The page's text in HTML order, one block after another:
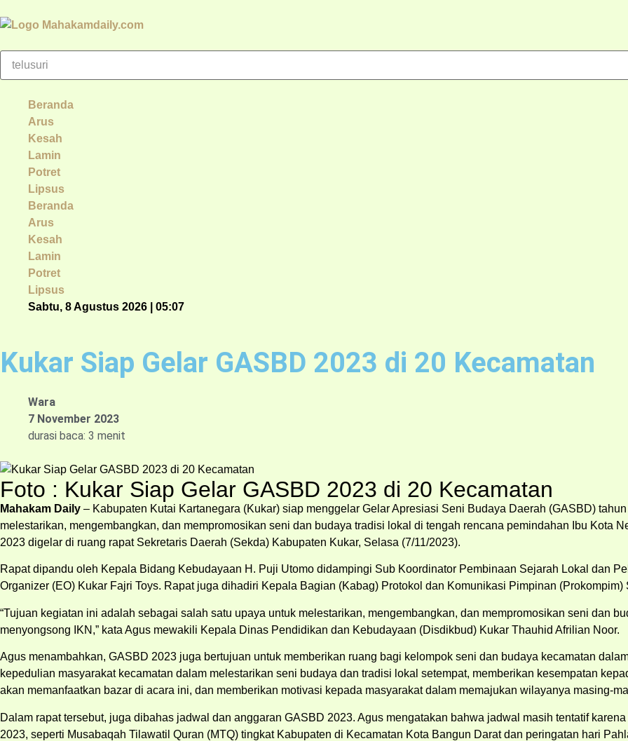
Beranda
Arus
Kesah
Lamin
Potret
Lipsus
Beranda
Arus
Kesah
Lamin
Potret
Lipsus
Sabtu, 8 Agustus 2026 | 05:07
Kukar Siap Gelar GASBD 2023 di 20 Kecamatan
Wara
7 November 2023
durasi baca: 3 menit
Foto : Kukar Siap Gelar GASBD 2023 di 20 Kecamatan
Mahakam Daily – Kabupaten Kutai Kartanegara (Kukar) siap menggelar Gelar Apresiasi Seni Budaya Daerah (GASBD)
melestarikan, mengembangkan, dan mempromosikan seni dan budaya tradisi lokal di tengah rencana pemindahan Ibu Kota
2023 digelar di ruang rapat Sekretaris Daerah (Sekda) Kabupaten Kukar, Selasa (7/11/2023).
Rapat dipandu oleh Kepala Bidang Kebudayaan H. Puji Utomo didampingi Sub Koordinator Pembinaan Sejarah Lokal dan
Organizer (EO) Kukar Fajri Toys. Rapat juga dihadiri Kepala Bagian (Kabag) Protokol dan Komunikasi Pimpinan
“Tujuan kegiatan ini adalah sebagai salah satu upaya untuk melestarikan, mengembangkan, dan mempromosikan seni dan
menyongsong IKN,” kata Agus mewakili Kepala Dinas Pendidikan dan Kebudayaan (Disdikbud) Kukar Thauhid Afrilian Noor.
Agus menambahkan, GASBD 2023 juga bertujuan untuk memberikan ruang bagi kelompok seni dan budaya kecamatan
kepedulian masyarakat kecamatan dalam melestarikan seni budaya dan tradisi lokal setempat, memberikan kesempatan
akan memanfaatkan bazar di acara ini, dan memberikan motivasi kepada masyarakat dalam memajukan wilayanya masing-
Dalam rapat tersebut, juga dibahas jadwal dan anggaran GASBD 2023. Agus mengatakan bahwa jadwal masih tentatif
2023, seperti Musabaqah Tilawatil Quran (MTQ) tingkat Kabupaten di Kecamatan Kota Bangun Darat dan peringatan hari